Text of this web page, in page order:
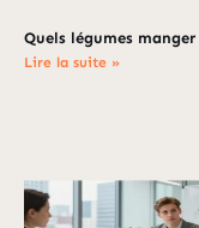
Quels légumes
Lire la suite »